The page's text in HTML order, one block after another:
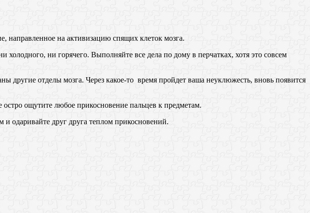
направленное на активизацию спящих клеток мозга.
ни горячего. Выполняйте все дела по дому в перчатках, хотя это совсем
другие отделы мозга. Через какое-то время пройдет ваша неуклюжесть, вновь появится
ощутите любое прикосновение пальцев к предметам.
одаривайте друг друга теплом прикосновений.